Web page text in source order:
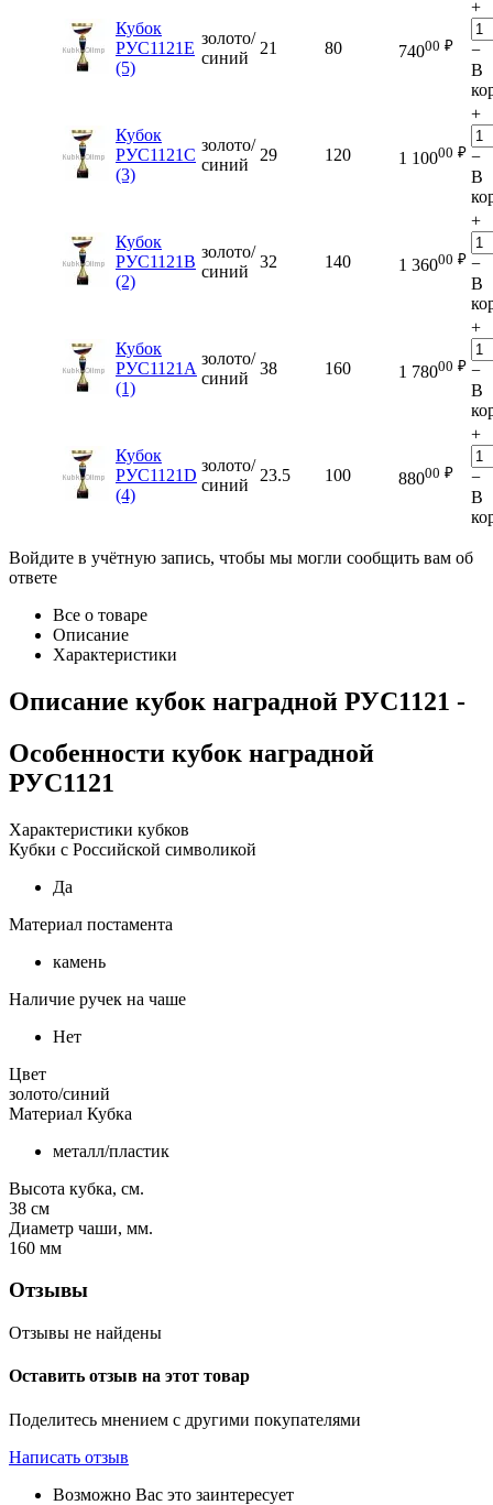
Кубок
РУС1121E
(5)
золото/
синий
21 80 74000 ₽
+
−
В
Кубок
РУС1121C
(3)
золото/
синий
29 120 1 10000 ₽
+
−
В
Кубок
РУС1121B
(2)
золото/
синий
32 140 1 36000 ₽
+
−
В
Кубок
РУС1121A
(1)
золото/
синий
38 160 1 78000 ₽
+
−
В
Кубок
РУС1121D
(4)
золото/
синий
23.5 100 88000 ₽
+
−
В
Войдите в учётную запись, чтобы мы могли сообщить вам об
ответе
Все о товаре
Описание
Характеристики
Описание кубок наградной РУС1121 -
Особенности кубок наградной
РУС1121
Характеристики кубков
Кубки с Российской символикой
Да
Материал постамента
камень
Наличие ручек на чаше
Нет
Цвет
золото/синий
Материал Кубка
металл/пластик
Высота кубка, см.
38 см
Диаметр чаши, мм.
160 мм
Отзывы
Отзывы не найдены
Оставить отзыв на этот товар
Поделитесь мнением с другими покупателями
Написать отзыв
Возможно Вас это заинтересует